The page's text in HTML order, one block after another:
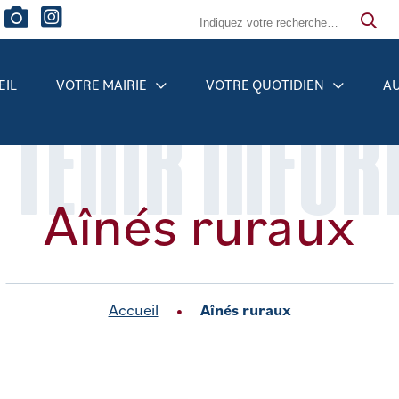
VOTRE MAIRIE VOTRE QUOTIDIEN
Aînés ruraux
Accueil Aînés ruraux